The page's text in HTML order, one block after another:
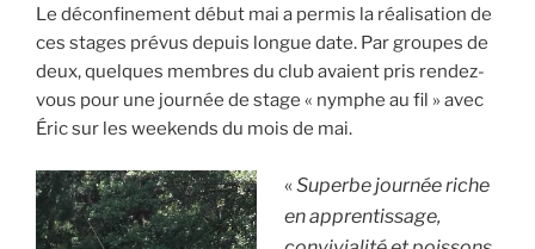
Le déconfinement début mai a permis la réalisation de
ces stages prévus depuis longue date. Par groupes de
deux, quelques membres du club avaient pris rendez-
vous pour une journée de stage « nymphe au fil » avec
Éric sur les weekends du mois de mai.
«Superbe journée riche
en apprentissage,